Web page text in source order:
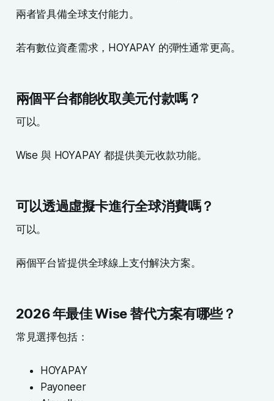
兩者皆具備全球支付能力。
若有數位資產需求，HOYAPAY 的彈性通常更高。
兩個平台都能收取美元付款嗎？
可以。
Wise 與 HOYAPAY 都提供美元收款功能。
可以透過虛擬卡進行全球消費嗎？
可以。
兩個平台皆提供全球線上支付解決方案。
2026 年最佳 Wise 替代方案有哪些？
常見選擇包括：
HOYAPAY
Payoneer